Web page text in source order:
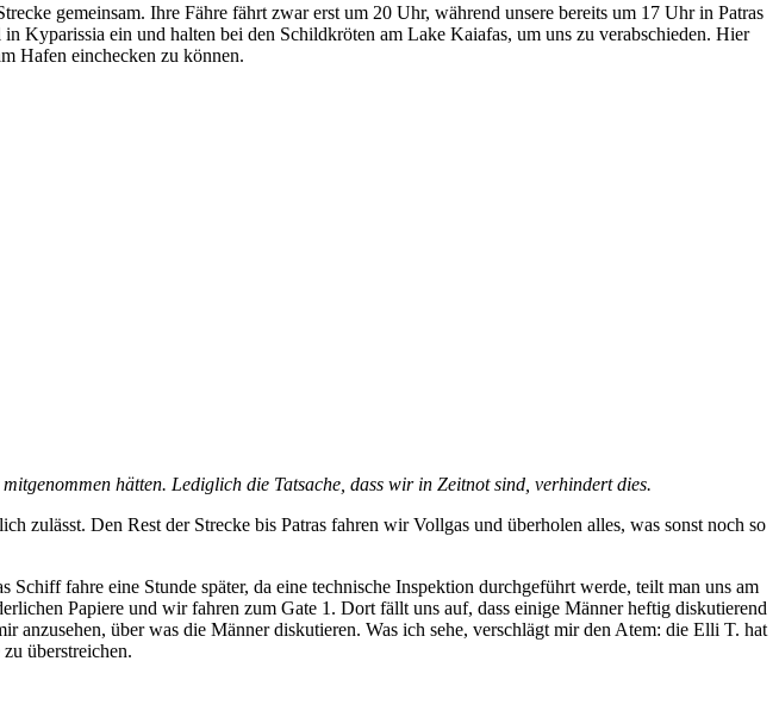
gemeinsam. Ihre Fähre fährt zwar erst um 20 Uhr, während unsere bereits um 17 Uhr in Patras
ein und halten bei den Schildkröten am Lake Kaiafas, um uns zu verabschieden. Hier
Hafen einchecken zu können.
hätten. Lediglich die Tatsache, dass wir in Zeitnot sind, verhindert dies.
zulässt. Den Rest der Strecke bis Patras fahren wir Vollgas und überholen alles, was sonst noch so
fahre eine Stunde später, da eine technische Inspektion durchgeführt werde, teilt man uns am
Papiere und wir fahren zum Gate 1. Dort fällt uns auf, dass einige Männer heftig diskutierend
anzusehen, über was die Männer diskutieren. Was ich sehe, verschlägt mir den Atem: die Elli T. hat
überstreichen.